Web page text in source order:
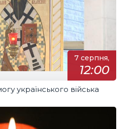
7 серпня,
12:00
українського війська